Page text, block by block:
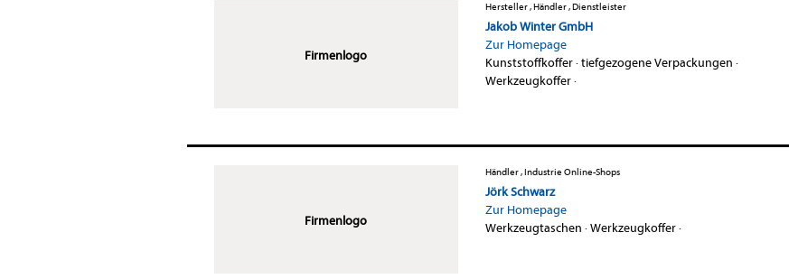
Firmenlogo
Hersteller , Händler , Dienstleister
Jakob Winter GmbH
Zur Homepage
Kunststoffkoffer·tiefgezogene Verpackungen ·
Werkzeugkoffer·
Firmenlogo
Händler , Industrie Online-Shops
Jörk Schwarz
Zur Homepage
Werkzeugtaschen ·Werkzeugkoffer·